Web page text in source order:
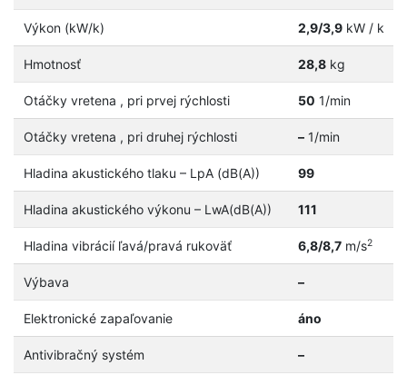
Výkon (kW/k) 2,9/3,9kW / k
Hmotnosť 28,8kg
Otáčky vretena , pri prvej rýchlosti 50 1/min
Otáčky vretena , pri druhej rýchlosti –1/min
Hladina akustického tlaku – LpA (dB(A)) 99
Hladina akustického výkonu – LwA(dB(A)) 111
Hladina vibrácií ľavá/pravá rukoväť 6,8/8,7m/s2
Výbava –
Elektronické zapaľovanie áno
Antivibračný systém –